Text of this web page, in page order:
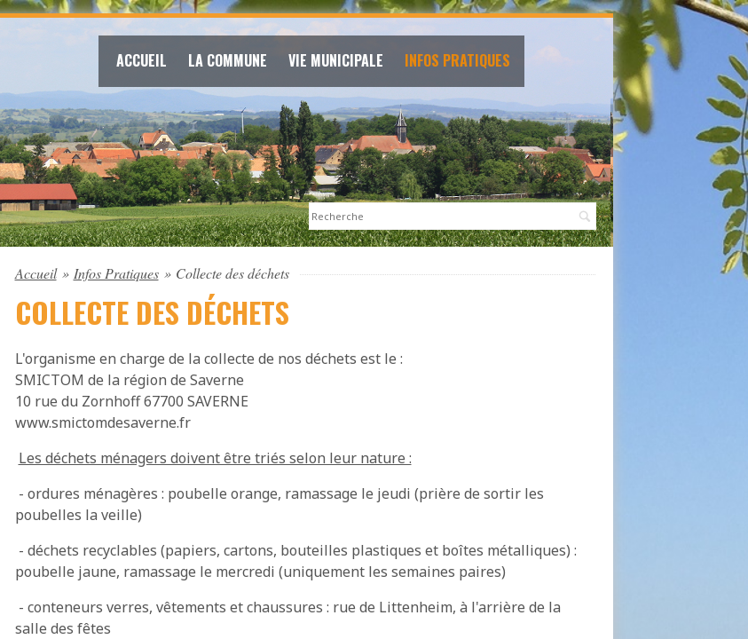
ACCUEIL LA COMMUNE VIE MUNICIPALE INFOS PRATIQUES
Search:
Accueil » Infos Pratiques » Collecte des déchets
COLLECTE DES DÉCHETS
L'organisme en charge de la collecte de nos déchets est le :
SMICTOM de la région de Saverne
10 rue du Zornhoff 67700 SAVERNE
www.smictomdesaverne.fr
Les déchets ménagers doivent être triés selon leur nature :
- ordures ménagères : poubelle orange, ramassage le jeudi (prière de sortir les
poubelles la veille)
- déchets recyclables (papiers, cartons, bouteilles plastiques et boîtes métalliques) :
poubelle jaune, ramassage le mercredi (uniquement les semaines paires)
- conteneurs verres, vêtements et chaussures : rue de Littenheim, à l'arrière de la
salle des fêtes